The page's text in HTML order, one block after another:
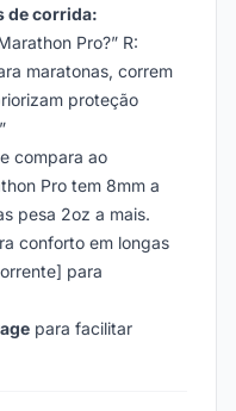
de corrida:
Pro?” R:
maratonas, correm
proteção
compara ao
Pro tem 8mm a
pesa 2oz a mais.
conforto em longas
para
para facilitar